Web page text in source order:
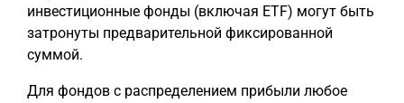
инвестиционные фонды (включая ETF) могут быть
затронуты предварительной фиксированной
суммой.
Для фондов с распределением прибыли любое